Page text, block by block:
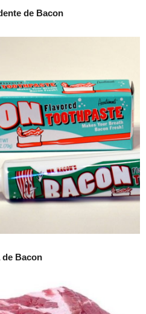
de Bacon
de Bacon